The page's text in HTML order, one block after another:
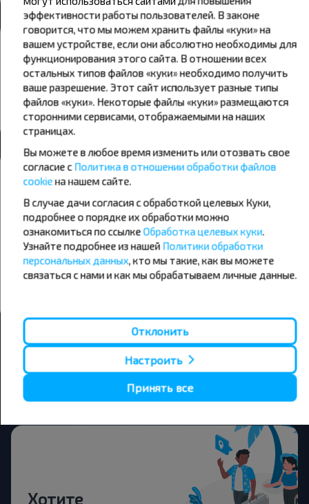
I LIKE
03.08.2026
Все супер!
5,0
Варшава - Минск
Показать1 ответ
Екатерина
01.08.2026
Поездка 31.07 из Варшавы в Минск. Поездка прошла
комфортно, было очень жарко, но всю дорогу и на границе
работал кондиционер в автобусе. Водители вежливые и всю
информацию давали четко. Автобус был комфортный.
Спасибо за поездку!
5,0
Варшава - Минск
Показать еще
Хотите
эффективности работы пользователей. В законе
говорится, что мы можем хранить файлы «куки» на
вашем устройстве, если они абсолютно необходимы для
функционирования этого сайта. В отношении всех
остальных типов файлов «куки» необходимо получить
ваше разрешение. Этот сайт использует разные типы
файлов «куки». Некоторые файлы «куки» размещаются
сторонними сервисами, отображаемыми на наших
страницах.
Вы можете в любое время изменить или отозвать свое
согласие сПолитика в отношении обработки файлов
cookieна нашем сайте.
В случае дачи согласия с обработкой целевых Куки,
подробнее о порядке их обработки можно
ознакомиться по ссылкеОбработка целевых куки.
Узнайте подробнее из нашей Политики обработки
персональных данных, кто мы такие, как вы можете
связаться с нами и как мы обрабатываем личные данные.
Отклонить
Настроить
Принять все